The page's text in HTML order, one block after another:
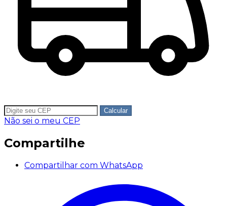
Calcular
Não sei o meu CEP
Compartilhe
Compartilhar com WhatsApp